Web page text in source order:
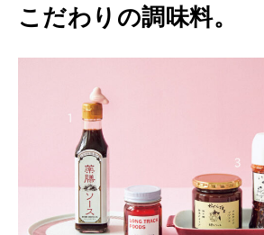
こだわりの調味料。